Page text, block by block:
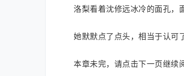
洛梨看着沈修远冰冷的面孔，
她默默点了点头，相当于认可
本章未完，请点击下一页继续